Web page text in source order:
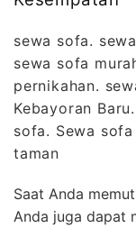
sewa sofa.
sewa sofa
pernikahan.
Kebayoran
sofa. Sewa
taman
Saat Anda
Anda juga dapat